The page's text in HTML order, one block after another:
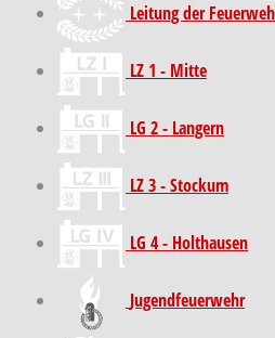
Leitung der
LZ 1 - Mitte
LG 2 - Langern
LZ 3 - Stockum
LG 4 - Holthausen
Jugendfeuerwehr